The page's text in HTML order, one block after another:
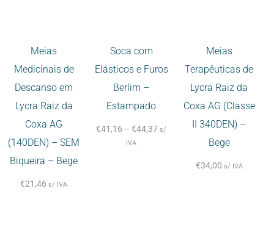
Meias
Medicinais de
Descanso em
Lycra Raiz da
Coxa AG
(140DEN) – SEM
Biqueira – Bege
€21,46 s/ IVA
Soca com
Elásticos e Furos
Berlim –
Estampado
€41,16 – €44,37 s/
IVA
Meias
Terapêuticas de
Lycra Raiz da
Coxa AG (Classe
II 340DEN) –
Bege
€34,00 s/ IVA